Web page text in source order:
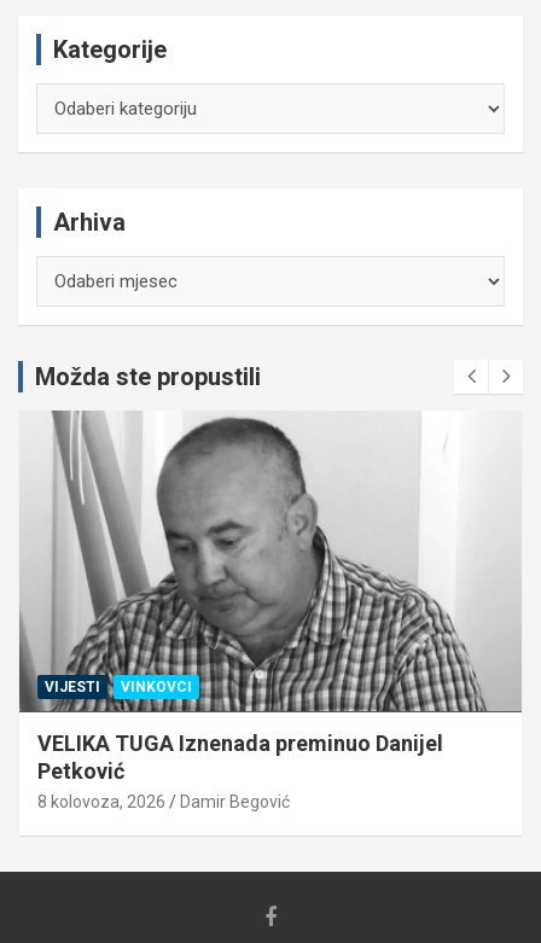
Kategorije
Arhiva
Možda ste propustili
VIJESTI VINKOVCI
VELIKA TUGA Iznenada preminuo Danijel
Petković
8 kolovoza, 2026 Damir Begović